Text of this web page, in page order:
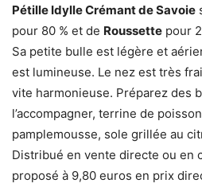
Pétille Idylle Crémant de Savoie
pour 80 % et de Roussette pour
Sa petite bulle est légère et
est lumineuse. Le nez est très
vite harmonieuse. Préparez des
l’accompagner, terrine de
pamplemousse, sole grillée au
Distribué en vente directe ou en
proposé à 9,80 euros en prix